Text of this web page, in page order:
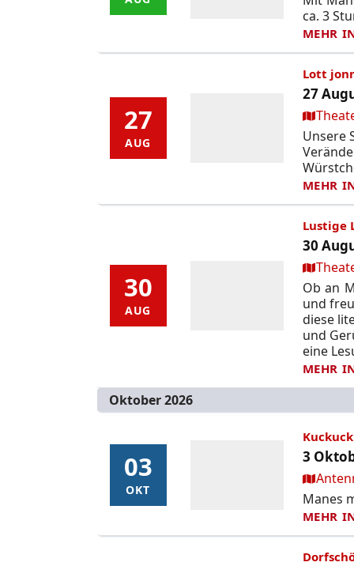
ca. 3
MEHR
27
AUG
27
AUG
Lott
27
Ort:
Unsere
MEHR
30
AUG
30
AUG
Lustige
30
Ort:
Ob an
und
diese
und
eine
MEHR
Oktober 2026
03
OKT
03
OKT
3
Ort:
Manes
MEHR